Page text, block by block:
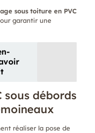
sous toiture en PVC
garantir une
sous débords
réaliser la pose de